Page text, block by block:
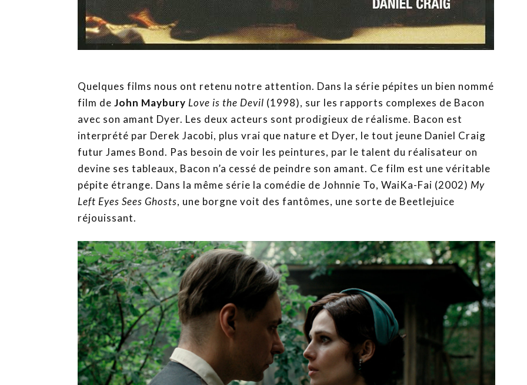
Quelques films nous ont retenu notre attention. Dans la série pépites un bien nommé
film de John Maybury Love is the Devil (1998), sur les rapports complexes de Bacon
avec son amant Dyer. Les deux acteurs sont prodigieux de réalisme. Bacon est
interprété par Derek Jacobi, plus vrai que nature et Dyer, le tout jeune Daniel Craig
futur James Bond. Pas besoin de voir les peintures, par le talent du réalisateur on
devine ses tableaux, Bacon n’a cessé de peindre son amant. Ce film est une véritable
pépite étrange. Dans la même série la comédie de Johnnie To, WaiKa-Fai (2002) My
Left Eyes Sees Ghosts, une borgne voit des fantômes, une sorte de Beetlejuice
réjouissant.